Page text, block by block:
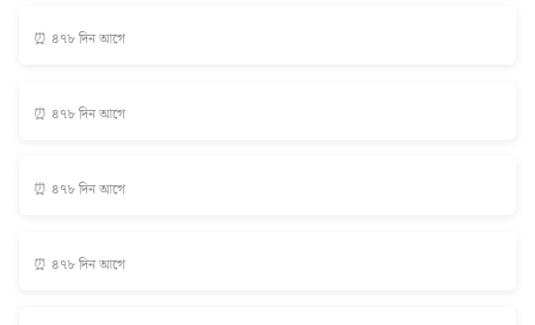
⏰ ৪৭৮ দিন আগে
⏰ ৪৭৮ দিন আগে
⏰ ৪৭৮ দিন আগে
⏰ ৪৭৮ দিন আগে